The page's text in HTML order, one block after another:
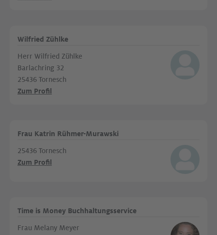
Wilfried Zühlke
Herr Wilfried Zühlke
Barlachring 32
25436 Tornesch
Zum Profil
Frau Katrin Rühmer-Murawski
25436 Tornesch
Zum Profil
Time is Money Buchhaltungsservice
Frau Melany Meyer